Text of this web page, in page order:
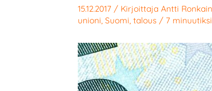
15.12.2017 / Kirjoittaja Antti
unioni Suomi talous / 7